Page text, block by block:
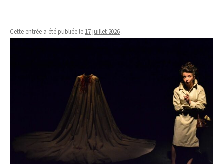
Cette entrée a été publiée le 17 juillet 2026 .